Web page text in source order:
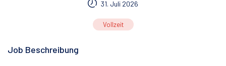
31. Juli 2026
Vollzeit
Job Beschreibung